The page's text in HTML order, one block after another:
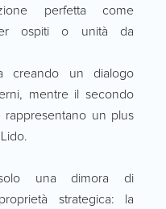
perfetta come
ospiti o unità da
creando un dialogo
mentre il secondo
rappresentano un plus
una dimora di
strategica: la